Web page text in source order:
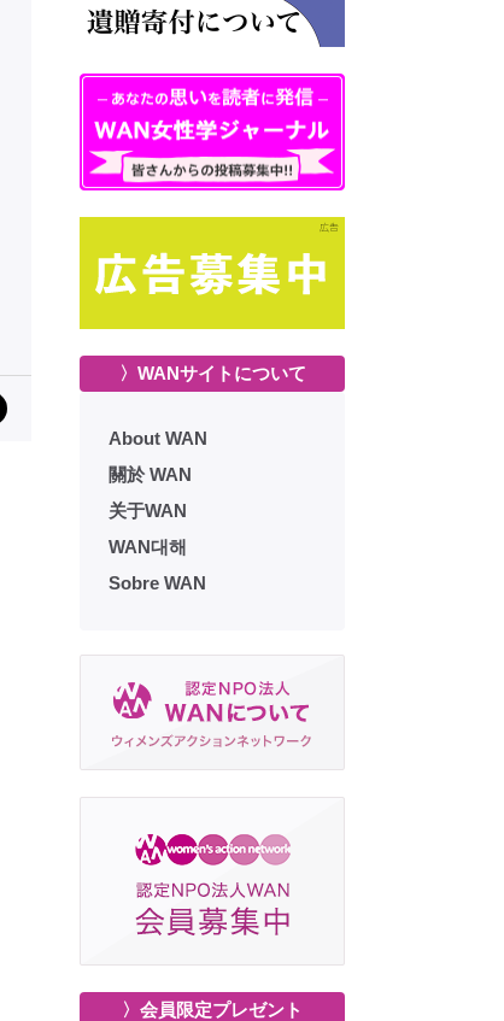
〉WANサイトについて
About WAN
關於 WAN
关于WAN
WAN대해
Sobre WAN
〉会員限定プレゼント